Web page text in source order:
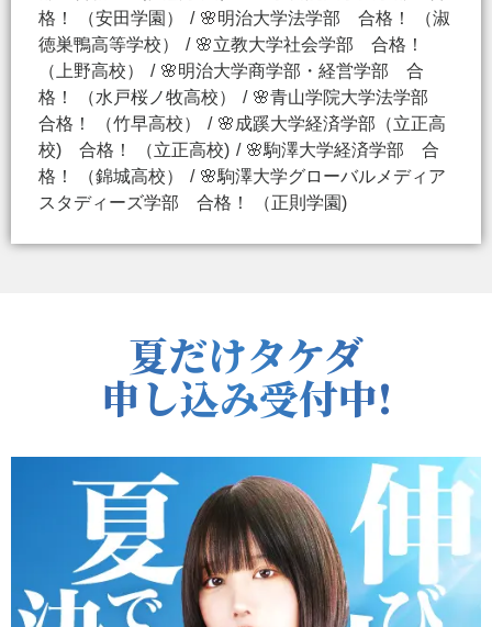
格！ （安田学園）
🌸明治大学法学部 合格！ （淑
徳巣鴨高等学校）
🌸立教大学社会学部 合格！
（上野高校）
🌸明治大学商学部・経営学部 合
格！ （水戸桜ノ牧高校）
🌸青山学院大学法学部
合格！ （竹早高校）
🌸成蹊大学経済学部（立正高
校) 合格！ （立正高校)
🌸駒澤大学経済学部 合
格！ （錦城高校）
🌸駒澤大学グローバルメディア
スタディーズ学部 合格！ （正則学園)
夏だけタケダ
申し込み受付中!